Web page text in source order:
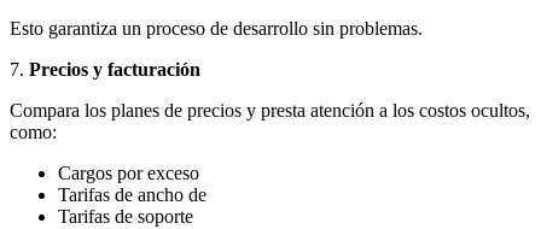
Esto garantiza un proceso de desarrollo sin problemas.
7. Precios y facturación
Compara los planes de precios y presta atención a los costos ocultos,
como:
Cargos por exceso
Tarifas de ancho de
Tarifas de soporte